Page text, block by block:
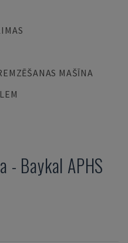
MAŠĪNA
- Baykal APHS